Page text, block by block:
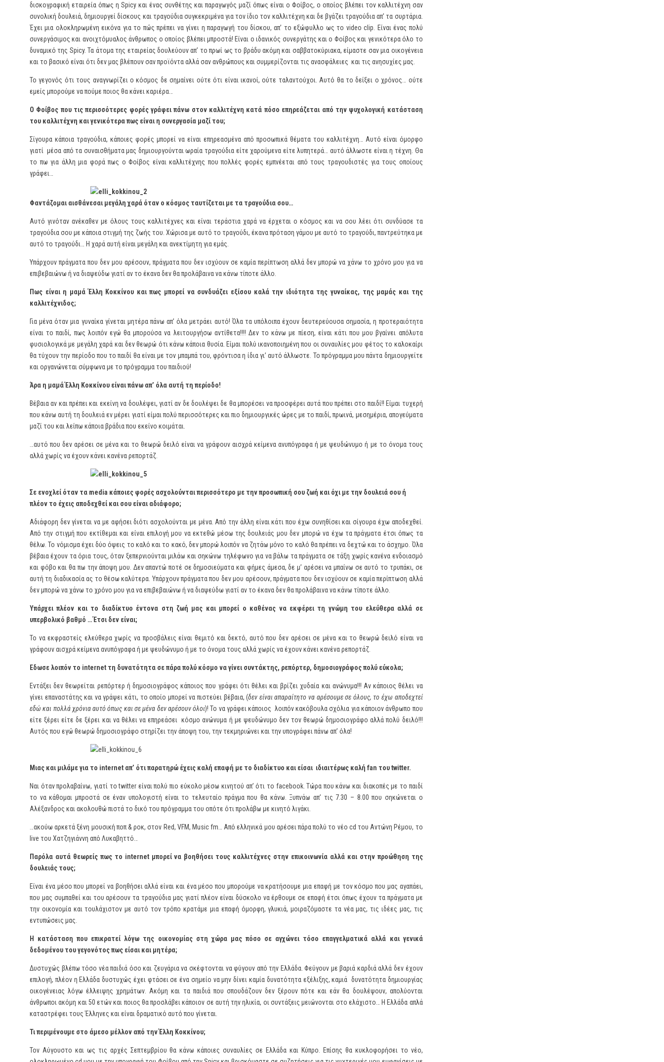
δισκογραφική εταιρεία όπως η Spicy και ένας συνθέτης και παραγωγός μαζί όπως είναι ο Φοίβος, ο οποίος βλέπει τον καλλιτέχνη σαν
συνολική δουλειά, δημιουργεί δίσκους και τραγούδια συγκεκριμένα για τον ίδιο τον καλλιτέχνη και δε βγάζει τραγούδια απ’ τα συρτάρια.
Έχει μια ολοκληρωμένη εικόνα για το πώς πρέπει να γίνει η παραγωγή του δίσκου, απ’ το εξώφυλλο ως το video clip. Είναι ένας πολύ
συνεργάσιμος και ανοιχτόμυαλος άνθρωπος ο οποίος βλέπει μπροστά! Είναι ο ιδανικός συνεργάτης και ο Φοίβος και γενικότερα όλο το
δυναμικό της Spicy. Τα άτομα της εταιρείας δουλεύουν απ’ το πρωί ως το βράδυ ακόμη και σαββατοκύριακα, είμαστε σαν μια οικογένεια
και το βασικό είναι ότι δεν μας βλέπουν σαν προϊόντα αλλά σαν ανθρώπους και συμμερίζονται τις ανασφάλειες και τις ανησυχίες μας.
Το γεγονός ότι τους αναγνωρίζει ο κόσμος δε σημαίνει ούτε ότι είναι ικανοί, ούτε ταλαντούχοι. Αυτό θα το δείξει ο χρόνος… ούτε
εμείς μπορούμε να πούμε ποιος θα κάνει καριέρα…
Ο Φοίβος που τις περισσότερες φορές γράφει πάνω στον καλλιτέχνη κατά πόσο επηρεάζεται από την ψυχολογική κατάσταση
του καλλιτέχνη και γενικότερα πως είναι η συνεργασία μαζί του;
Σίγουρα κάποια τραγούδια, κάποιες φορές μπορεί να είναι επηρεασμένα από προσωπικά θέματα του καλλιτέχνη… Αυτό είναι όμορφο
γιατί μέσα από τα συναισθήματα μας δημιουργούνται ωραία τραγούδια είτε χαρούμενα είτε λυπητερά… αυτό άλλωστε είναι η τέχνη. Θα
το πω για άλλη μια φορά πως ο Φοίβος είναι καλλιτέχνης που πολλές φορές εμπνέεται από τους τραγουδιστές για τους οποίους
γράφει…
Φαντάζομαι αισθάνεσαι μεγάλη χαρά όταν ο κόσμος ταυτίζεται με τα τραγούδια σου…
Αυτό γινόταν ανέκαθεν με όλους τους καλλιτέχνες και είναι τεράστια χαρά να έρχεται ο κόσμος και να σου λέει ότι συνδύασε τα
τραγούδια σου με κάποια στιγμή της ζωής του. Χώρισα με αυτό το τραγούδι, έκανα πρόταση γάμου με αυτό το τραγούδι, παντρεύτηκα με
αυτό το τραγούδι… Η χαρά αυτή είναι μεγάλη και ανεκτίμητη για εμάς.
Υπάρχουν πράγματα που δεν μου αρέσουν, πράγματα που δεν ισχύουν σε καμία περίπτωση αλλά δεν μπορώ να χάνω το χρόνο μου για να
επιβεβαιώνω ή να διαψεύδω γιατί αν το έκανα δεν θα προλάβαινα να κάνω τίποτε άλλο.
Πως είναι η μαμά Έλλη Κοκκίνου και πως μπορεί να συνδυάζει εξίσου καλά την ιδιότητα της γυναίκας, της μαμάς και της
καλλιτέχνιδος;
Για μένα όταν μια γυναίκα γίνεται μητέρα πάνω απ’ όλα μετράει αυτό! Όλα τα υπόλοιπα έχουν δευτερεύουσα σημασία, η προτεραιότητα
είναι το παιδί, πως λοιπόν εγώ θα μπορούσα να λειτουργήσω αντίθετα!!!! Δεν το κάνω με πίεση, είναι κάτι που μου βγαίνει απόλυτα
φυσιολογικά με μεγάλη χαρά και δεν θεωρώ ότι κάνω κάποια θυσία. Είμαι πολύ ικανοποιημένη που οι συναυλίες μου φέτος το καλοκαίρι
θα τύχουν την περίοδο που το παιδί θα είναι με τον μπαμπά του, φρόντισα η ίδια γι’ αυτό άλλωστε. Το πρόγραμμα μου πάντα δημιουργείτε
και οργανώνεται σύμφωνα με το πρόγραμμα του παιδιού!
Άρα η μαμά Έλλη Κοκκίνου είναι πάνω απ’ όλα αυτή τη περίοδο!
Βέβαια αν και πρέπει και εκείνη να δουλέψει, γιατί αν δε δουλέψει δε θα μπορέσει να προσφέρει αυτά που πρέπει στο παιδί!! Είμαι τυχερή
που κάνω αυτή τη δουλειά εν μέρει γιατί είμαι πολύ περισσότερες και πιο δημιουργικές ώρες με το παιδί, πρωινά, μεσημέρια, απογεύματα
μαζί του και λείπω κάποια βράδια που εκείνο κοιμάται.
…αυτό που δεν αρέσει σε μένα και το θεωρώ δειλό είναι να γράφουν αισχρά κείμενα ανυπόγραφα ή με ψευδώνυμο ή με το όνομα τους
αλλά χωρίς να έχουν κάνει κανένα ρεπορτάζ.
Σε ενοχλεί όταν τα media κάποιες φορές ασχολούνται περισσότερο με την προσωπική σου ζωή και όχι με την δουλειά σου ή
πλέον το έχεις αποδεχθεί και σου είναι αδιάφορο;
Αδιάφορη δεν γίνεται να με αφήσει διότι ασχολούνται με μένα. Από την άλλη είναι κάτι που έχω συνηθίσει και σίγουρα έχω αποδεχθεί.
Από την στιγμή που εκτίθεμαι και είναι επιλογή μου να εκτεθώ μέσω της δουλειάς μου δεν μπορώ να έχω τα πράγματα έτσι όπως τα
θέλω. Το νόμισμα έχει δύο όψεις το καλό και το κακό, δεν μπορώ λοιπόν να ζητάω μόνο το καλό θα πρέπει να δεχτώ και το άσχημο. Όλα
βέβαια έχουν τα όρια τους, όταν ξεπερνιούνται μιλάω και σηκώνω τηλέφωνο για να βάλω τα πράγματα σε τάξη χωρίς κανένα ενδοιασμό
και φόβο και θα πω την άποψη μου. Δεν απαντώ ποτέ σε δημοσιεύματα και φήμες άμεσα, δε μ’ αρέσει να μπαίνω σε αυτό το τρυπάκι, σε
αυτή τη διαδικασία ας το θέσω καλύτερα. Υπάρχουν πράγματα που δεν μου αρέσουν, πράγματα που δεν ισχύουν σε καμία περίπτωση αλλά
δεν μπορώ να χάνω το χρόνο μου για να επιβεβαιώνω ή να διαψεύδω γιατί αν το έκανα δεν θα προλάβαινα να κάνω τίποτε άλλο.
Υπάρχει πλέον και το διαδίκτυο έντονα στη ζωή μας και μπορεί ο καθένας να εκφέρει τη γνώμη του ελεύθερα αλλά σε
υπερβολικό βαθμό … Έτσι δεν είναι;
Το να εκφραστείς ελεύθερα χωρίς να προσβάλεις είναι θεμιτό και δεκτό, αυτό που δεν αρέσει σε μένα και το θεωρώ δειλό είναι να
γράφουν αισχρά κείμενα ανυπόγραφα ή με ψευδώνυμο ή με το όνομα τους αλλά χωρίς να έχουν κάνει κανένα ρεπορτάζ.
Έδωσε λοιπόν το internet τη δυνατότητα σε πάρα πολύ κόσμο να γίνει συντάκτης, ρεπόρτερ, δημοσιογράφος πολύ εύκολα;
Εντάξει δεν θεωρείται ρεπόρτερ ή δημοσιογράφος κάποιος που γράφει ότι θέλει και βρίζει χυδαία και ανώνυμα!!! Αν κάποιος θέλει να
γίνει επαναστάτης και να γράψει κάτι, το οποίο μπορεί να πιστεύει βέβαια, (δεν είναι απαραίτητο να αρέσουμε σε όλους, το έχω αποδεχτεί
εδώ και πολλά χρόνια αυτό όπως και σε μένα δεν αρέσουν όλοι)! Το να γράφει κάποιος λοιπόν κακόβουλα σχόλια για κάποιον άνθρωπο που
είτε ξέρει είτε δε ξέρει και να θέλει να επηρεάσει κόσμο ανώνυμα ή με ψευδώνυμο δεν τον θεωρώ δημοσιογράφο αλλά πολύ δειλό!!!
Αυτός που εγώ θεωρώ δημοσιογράφο στηρίζει την άποψη του, την τεκμηριώνει και την υπογράφει πάνω απ’ όλα!
Μιας και μιλάμε για το internet απ’ ότι παρατηρώ έχεις καλή επαφή με το διαδίκτυο και είσαι ιδιαιτέρως καλή fan τουtwitter.
Ναι όταν προλαβαίνω, γιατί το twitter είναι πολύ πιο εύκολο μέσω κινητού απ’ ότι το facebook. Τώρα που κάνω και διακοπές με το παιδί
το να κάθομαι μπροστά σε έναν υπολογιστή είναι το τελευταίο πράγμα που θα κάνω. Ξυπνάω απ’ τις 7.30 – 8.00 που σηκώνεται ο
Αλέξανδρος και ακολουθώ πιστά το δικό του πρόγραμμα του οπότε ότι προλάβω με κινητό λιγάκι.
…ακούω αρκετά ξένη μουσική ποπ & ροκ, στον Red, VFM, Music fm… Από ελληνικά μου αρέσει πάρα πολύ το νέο cd του Αντώνη Ρέμου, το
live του Χατζηγιάννη από Λυκαβηττό…
Παρόλα αυτά θεωρείς πως το internetμπορεί να βοηθήσει τους καλλιτέχνες στην επικοινωνία αλλά και στην προώθηση της
δουλειάς τους;
Είναι ένα μέσο που μπορεί να βοηθήσει αλλά είναι και ένα μέσο που μπορούμε να κρατήσουμε μια επαφή με τον κόσμο που μας αγαπάει,
που μας συμπαθεί και του αρέσουν τα τραγούδια μας γιατί πλέον είναι δύσκολο να έρθουμε σε επαφή έτσι όπως έχουν τα πράγματα με
την οικονομία και τουλάχιστον με αυτό τον τρόπο κρατάμε μια επαφή όμορφη, γλυκιά, μοιραζόμαστε τα νέα μας, τις ιδέες μας, τις
εντυπώσεις μας.
Η κατάσταση που επικρατεί λόγω της οικονομίας στη χώρα μας πόσο σε αγχώνει τόσο επαγγελματικά αλλά και γενικά
δεδομένου του γεγονότος πως είσαι και μητέρα;
Δυστυχώς βλέπω τόσο νέα παιδιά όσο και ζευγάρια να σκέφτονται να φύγουν από την Ελλάδα. Φεύγουν με βαριά καρδιά αλλά δεν έχουν
επιλογή, πλέον η Ελλάδα δυστυχώς έχει φτάσει σε ένα σημείο να μην δίνει καμία δυνατότητα εξέλιξης, καμιά δυνατότητα δημιουργίας
οικογένειας λόγω έλλειψης χρημάτων. Ακόμη και τα παιδιά που σπουδάζουν δεν ξέρουν πότε και εάν θα δουλέψουν, απολύονται
άνθρωποι ακόμη και 50 ετών και ποιος θα προσλάβει κάποιον σε αυτή την ηλικία, οι συντάξεις μειώνονται στο ελάχιστο… Η Ελλάδα απλά
καταστρέφει τους Έλληνες και είναι δραματικό αυτό που γίνεται.
Τι περιμένουμε στο άμεσο μέλλον από την Έλλη Κοκκίνου;
Τον Αύγουστο και ως τις αρχές Σεπτεμβρίου θα κάνω κάποιες συναυλίες σε Ελλάδα και Κύπρο. Επίσης θα κυκλοφορήσει το νέο,